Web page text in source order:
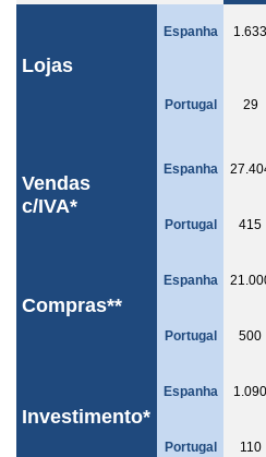
Lojas
Espanha 1.633
Portugal 29
Vendas
c/IVA*
Espanha
Portugal
415
Compras**
Espanha
Portugal
500
Investimento*
Espanha
1.090
Portugal
110